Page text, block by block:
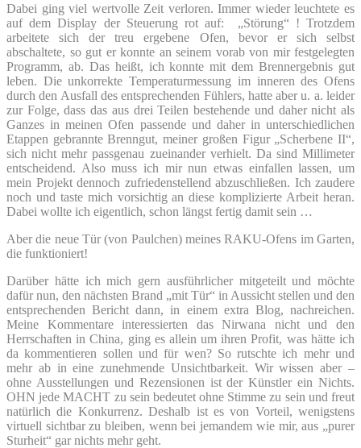
Dabei ging viel wertvolle Zeit verloren. Immer wieder leuchtete es
auf dem Display der Steuerung rot auf: „Störung“ ! Trotzdem
arbeitete sich der treu ergebene Ofen, bevor er sich selbst
abschaltete, so gut er konnte an seinem vorab von mir festgelegten
Programm, ab. Das heißt, ich konnte mit dem Brennergebnis gut
leben. Die unkorrekte Temperaturmessung im inneren des Ofens
durch den Ausfall des entsprechenden Fühlers, hatte aber u. a. leider
zur Folge, dass das aus drei Teilen bestehende und daher nicht als
Ganzes in meinen Ofen passende und daher in unterschiedlichen
Etappen gebrannte Brenngut, meiner großen Figur „Scherbene II“,
sich nicht mehr passgenau zueinander verhielt. Da sind Millimeter
entscheidend. Also muss ich mir nun etwas einfallen lassen, um
mein Projekt dennoch zufriedenstellend abzuschließen. Ich zaudere
noch und taste mich vorsichtig an diese komplizierte Arbeit heran.
Dabei wollte ich eigentlich, schon längst fertig damit sein …
Aber die neue Tür (von Paulchen) meines RAKU-Ofens im Garten,
die funktioniert!
Darüber hätte ich mich gern ausführlicher mitgeteilt und möchte
dafür nun, den nächsten Brand „mit Tür“ in Aussicht stellen und den
entsprechenden Bericht dann, in einem extra Blog, nachreichen.
Meine Kommentare interessierten das Nirwana nicht und den
Herrschaften in China, ging es allein um ihren Profit, was hätte ich
da kommentieren sollen und für wen? So rutschte ich mehr und
mehr ab in eine zunehmende Unsichtbarkeit. Wir wissen aber –
ohne Ausstellungen und Rezensionen ist der Künstler ein Nichts.
OHN jede MACHT zu sein bedeutet ohne Stimme zu sein und freut
natürlich die Konkurrenz. Deshalb ist es von Vorteil, wenigstens
virtuell sichtbar zu bleiben, wenn bei jemandem wie mir, aus „purer
Sturheit“ gar nichts mehr geht.